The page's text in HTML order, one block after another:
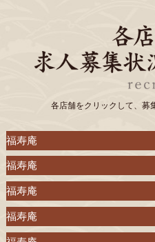
各店舗をクリックして、募
福寿庵
福寿庵
福寿庵
福寿庵